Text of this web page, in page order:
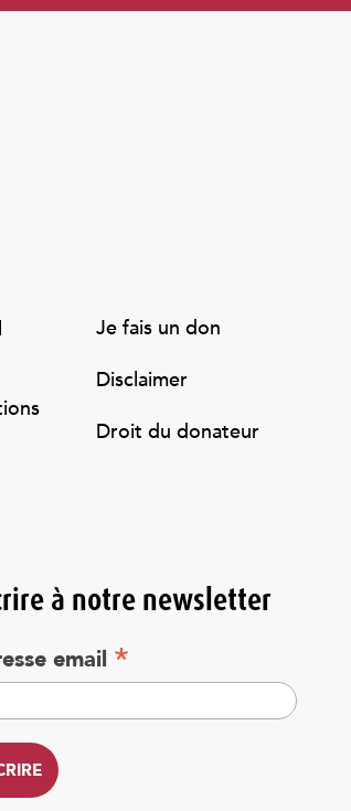
Je fais un don
Disclaimer
Droit du donateur
à notre newsletter
email *